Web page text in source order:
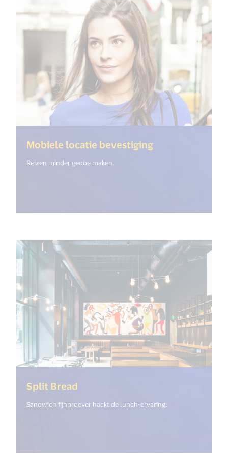
Mobiele locatie bevestiging(<%=
Reizen minder gedoe maken.
Split Bread
Sandwich fijnproever hackt de lunch-ervaring.